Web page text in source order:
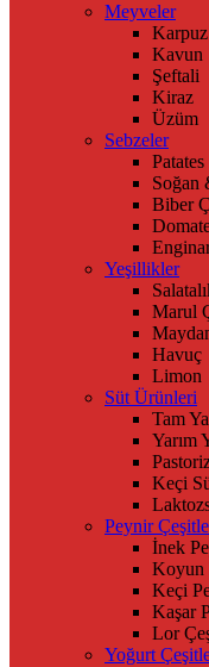
Meyveler
Karpuz
Kavun
Şeftali
Kiraz
Üzüm
Sebzeler
Patates
Soğan
Biber
Yeşillikler
Marul
Havuç
Limon
Süt Ürünleri
Tam
Yarım
Keçi
Peynir
İnek
Koyun
Keçi
Kaşar
Lor
Yoğurt